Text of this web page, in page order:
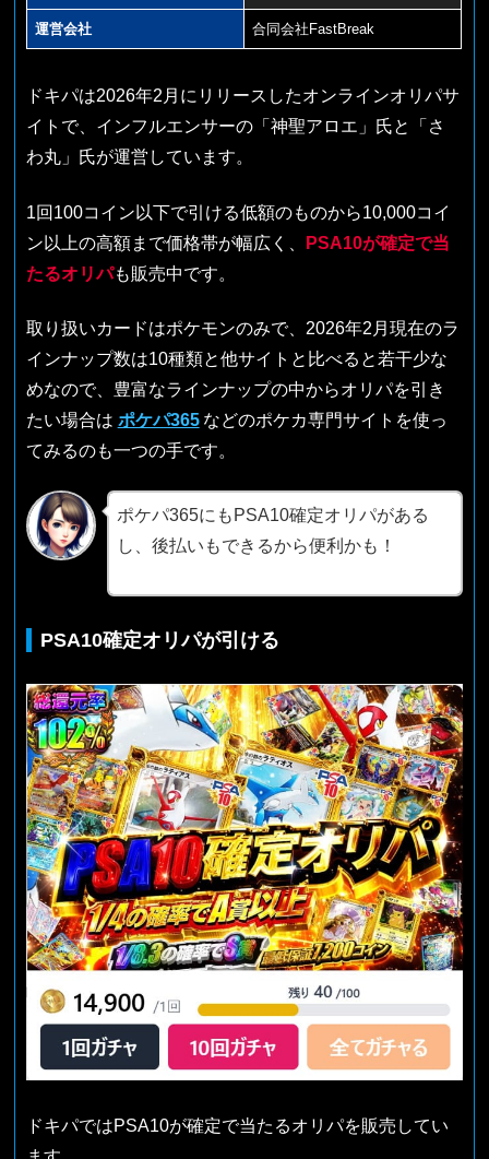
運営会社 合同会社FastBreak
ドキパは2026年2月にリリースしたオンラインオリパサ
イトで、インフルエンサーの「神聖アロエ」氏と「さ
わ丸」氏が運営しています。
1回100コイン以下で引ける低額のものから10,000コイ
ン以上の高額まで価格帯が幅広く、
PSA10が確定で当
たるオリパも販売中です。
取り扱いカードはポケモンのみで、2026年2月現在のラ
インナップ数は10種類と他サイトと比べると若干少な
めなので、豊富なラインナップの中からオリパを引き
たい場合は ポケパ365 などのポケカ専門サイトを使っ
てみるのも一つの手です。
ポケパ365にもPSA10確定オリパがある
し、後払いもできるから便利かも！
PSA10確定オリパが引ける
ドキパではPSA10が確定で当たるオリパを販売してい